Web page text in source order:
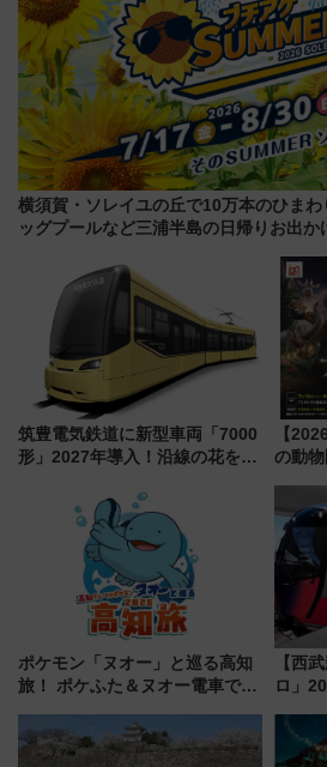
横須賀・ソレイユの丘で10万本のひま
ッグプールなど三浦半島の日帰りお出か
筑豊電気鉄道に新型車両「7000
形」2027年導入！沿線の花をイ
内は落ち着いたゆとりある空間
【
の動
ZOO
ポケモン「ヌオー」と巡る高知
旅！ ポケふた＆ヌオー電車で楽
路の絶景と絶品グルメを満喫！
（7月18日スタート）
【西
ロ」
「第2